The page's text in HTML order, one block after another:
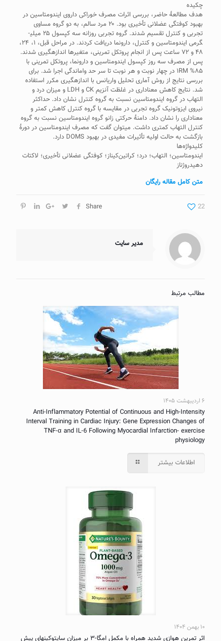
چکیده
هدف مطالعۀ حاضر، بررسی اثرات مصرف خوراکی داروی ایندومتاسین در
بهبود کوفتگی عضلانی تأخیری بود. ۲۰ مرد سالم، به دو گروه مساوی
تجربی و کنترل تقسیم شدند. گروه تجربی روزانه سه کپسول ۲۵ میلی­
گرمی ایندومتاسین و کنترل، دارونما دریافت کردند. در مراحل قبل، ۱، ۲۴،
۴۸ و ۷۲ ساعت پس از انجام پروتکل تمرینی، متغیرها اندازه‎گیری شدند.
پس از مصرف سه روز کپسول ایندومتاسین و دارونما، پروتکل تمرینی با
۸۵% ۱RM در چهار نوبت و هر نوبت تا سر حد واماندگی اجرا شد. برای
بررسی نتایج از روش آماری تحلیل واریانس با اندازه­گیری مکرر استفاده
شد. نتایج کاهش معنا­داری در غلظت آنزیم CK و LDH و میزان درد و
التهاب در گروه ایندومتاسین نسبت به گروه کنترل نشان داد. حداکثر
نیروی ایزوتونیک گروه تجربی در مقایسه با گروه کنترل کاهش کمتر و
معنا‎داری را نشان داد. دامنۀ حرکتی زانو گروه ایندومتاسین نسبت به گروه
کنترل التهاب کمتری داشت. می‎توان گفت که مصرف ایندومتاسین در دورۀ
بازگشت به حالت اولیه تأثیرات مفیدی در بهبود DOMS دارد.
کلیدواژه‌ها
ایندومتاسین؛ التهاب؛ درد؛ کراتین‌کیناز؛ کوفتگی عضلانی تأخیری؛ لاکتات
دهیدروژناز
متن کامل مقاله رایگان
Share 22
مدیر سایت
مطالب مرتبط
۶ اردیبهشت ۱۴۰۵
Anti-Inflammatory Potential of Continuous and High-Intensity
Interval Training in Cardiac Injury: Gene Expression Changes of
TNF-α and IL-6 Following Myocardial Infarction- exercise
physiology
اطلاعات بیشتر
۱۰ بهمن ۱۴۰۴
اثر تمرین هوازی شدید همراه با مکمل امگا-۳ بر میزان سایتوکینهای پیش